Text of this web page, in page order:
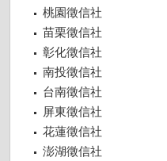
桃園徵信社
苗栗徵信社
彰化徵信社
南投徵信社
台南徵信社
屏東徵信社
花蓮徵信社
澎湖徵信社